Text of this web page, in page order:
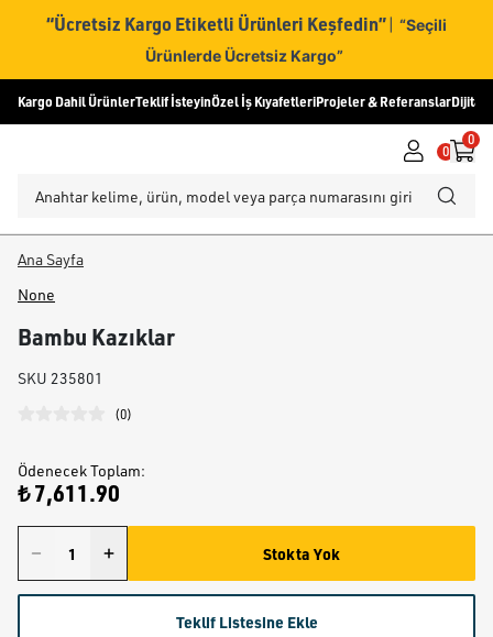
“Ücretsiz Kargo Etiketli Ürünleri Keşfedin” | “Seçili
Ürünlerde Ücretsiz Kargo”
Kargo Dahil ÜrünlerTeklif İsteyinÖzel İş KıyafetleriProjeler & ReferanslarDijital
0
0
Ana Sayfa
None
Bambu Kazıklar
SKU 235801
(0)
Ödenecek Toplam:
₺ 7,611.90
Stokta Yok
Teklif Listesine Ekle